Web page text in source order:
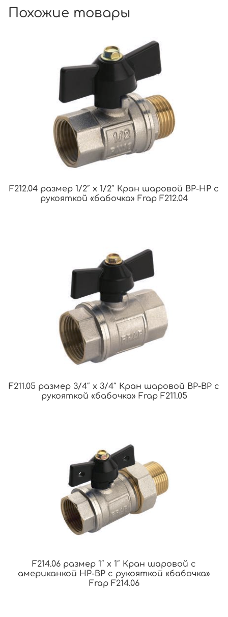
Похожие товары
F212.04 размер 1/2″ x 1/2″ Кран шаровой ВР-НР с
рукояткой «бабочка» Frap F212.04
F211.05 размер 3/4″ x 3/4″ Кран шаровой ВР-ВР с
рукояткой «бабочка» Frap F211.05
F214.06 размер 1″ x 1″ Кран шаровой с
американкой НР-ВР с рукояткой «бабочка»
Frap F214.06